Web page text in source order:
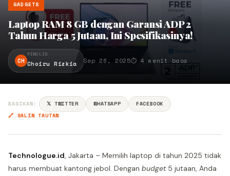
GADGETS
Laptop RAM 8 GB dengan Garansi ADP 2
Tahun Harga 5 Jutaan, Ini Spesifikasinya!
CH
PENULIS
Choiru Rizkia Sep 26, 2025⏱ 4 menit baca
BAGIKAN: 𝕏 TWITTER WHATSAPP
FACEBOOK
🔗 SALIN TAUTAN
Technologue.id, Jakarta – Memilih laptop di tahun 2025 tidak
harus membuat kantong jebol. Dengan budget5 jutaan, Anda